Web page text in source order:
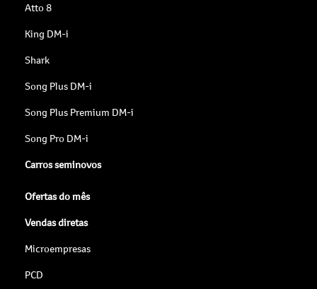
Atto 8
King DM-i
Shark
Song Plus DM-i
Song Plus Premium DM-i
Song Pro DM-i
Carros seminovos
Ofertas do mês
Vendas diretas
Microempresas
PCD